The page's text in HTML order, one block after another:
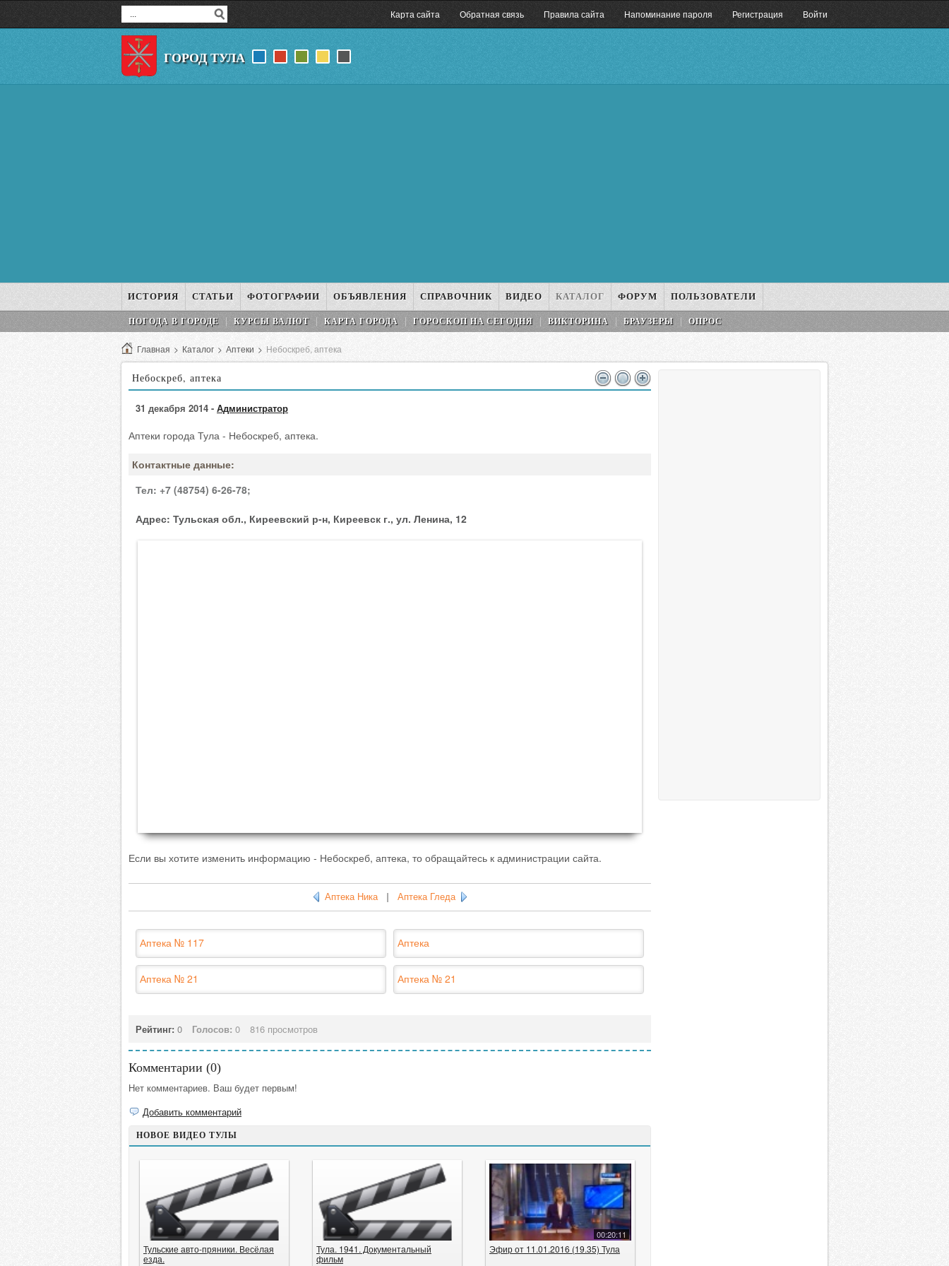
Карта сайта Обратная связь Правила сайта Напоминание пароля Регистрация Войти
ГОРОД ТУЛА
ИСТОРИЯ СТАТЬИ ФОТОГРАФИИ ОБЪЯВЛЕНИЯ СПРАВОЧНИК ВИДЕО КАТАЛОГ ФОРУМ ПОЛЬЗОВАТЕЛИ
ПОГОДА В ГОРОДЕ КУРСЫ ВАЛЮТ КАРТА ГОРОДА ГОРОСКОП НA СEГОДНЯ ВИКТОРИНА БРАУЗЕРЫ ОПРОС
Главная > Каталог > Аптеки > Небоскреб, аптека
Небоскреб, аптека
31 декабря 2014 - Администратор
Аптеки города Тула - Небоскреб, аптека.
Контактные данные:
Тел: +7 (48754) 6-26-78;
Адрес: Тульская обл., Киреевский р-н, Киреевск г., ул. Ленина, 12
Если вы хотите изменить информацию - Небоскреб, аптека, то обращайтесь к администрации сайта.
Аптека Ника| Аптека Гледа
Аптека № 117 Аптека
Аптека № 21 Аптека № 21
Рейтинг: 0 Голосов: 0 816 просмотров
Комментарии (0)
Нет комментариев. Ваш будет первым!
Добавить комментарий
НОВОЕ ВИДЕО ТУЛЫ
Тульские авто-пряники. Весёлая
езда.
Тула. 1941. Документальный
фильм
00:20:11
Эфир от 11.01.2016 (19.35) Тула